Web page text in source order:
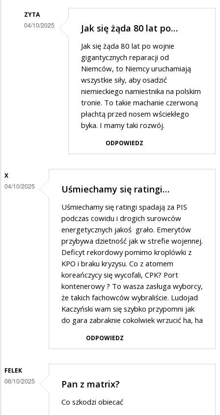
na
ZYTA
04/10/2025 Jak się żąda 80 lat po…
Jak się żąda 80 lat po wojnie
gigantycznych reparacji od
Niemców, to Niemcy uruchamiają
wszystkie siły, aby osadzić
niemieckiego namiestnika na polskim
tronie. To takie machanie czerwoną
płachtą przed nosem wściekłego
byka. I mamy taki rozwój.
ODPOWIEDZ
X
04/10/2025 Uśmiechamy się ratingi…
Uśmiechamy się ratingi spadają za PIS
podczas cowidu i drogich surowców
energetycznych jakoś grało. Emerytów
przybywa dzietność jak w strefie wojennej.
Deficyt rekordowy pomimo kroplówki z
KPO i braku kryzysu. Co z atomem
koreańczycy się wycofali, CPK? Port
kontenerowy ? To wasza zasługa wyborcy,
że takich fachowców wybraliście. Ludojad
Kaczyński wam się szybko przypomni jak
do gara zabraknie cokolwiek wrzucić ha, ha
ODPOWIEDZ
FELEK
06/10/2025 Pan z matrix?
Co szkodzi obiecać